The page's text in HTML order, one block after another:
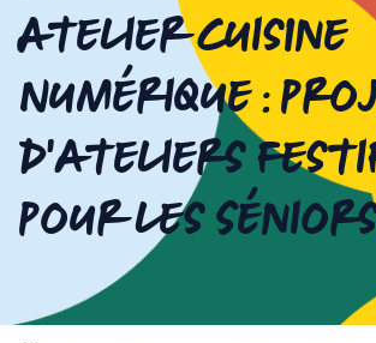
Atelier Cuisine
Numérique :
d’ateliers
pour les